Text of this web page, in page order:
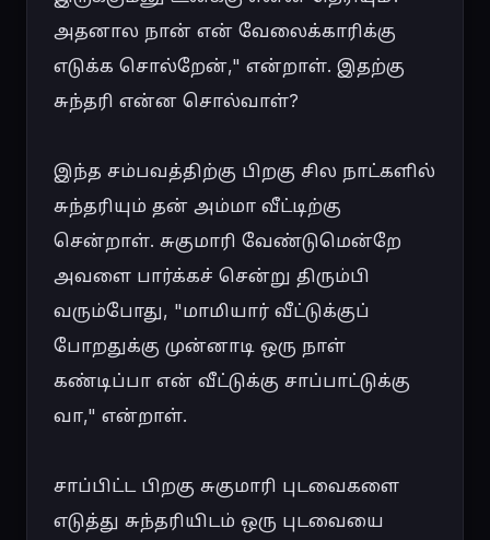
அதனால நான் என் வேலைக்காரிக்கு
எடுக்க சொல்றேன்," என்றாள். இதற்கு
சுந்தரி என்ன சொல்வாள்?
இந்த சம்பவத்திற்கு பிறகு சில நாட்களில்
சுந்தரியும் தன் அம்மா வீட்டிற்கு
சென்றாள். சுகுமாரி வேண்டுமென்றே
அவளை பார்க்கச் சென்று திரும்பி
வரும்போது, "மாமியார் வீட்டுக்குப்
போறதுக்கு முன்னாடி ஒரு நாள்
கண்டிப்பா என் வீட்டுக்கு சாப்பாட்டுக்கு
வா," என்றாள்.
சாப்பிட்ட பிறகு சுகுமாரி புடவைகளை
எடுத்து சுந்தரியிடம் ஒரு புடவையை